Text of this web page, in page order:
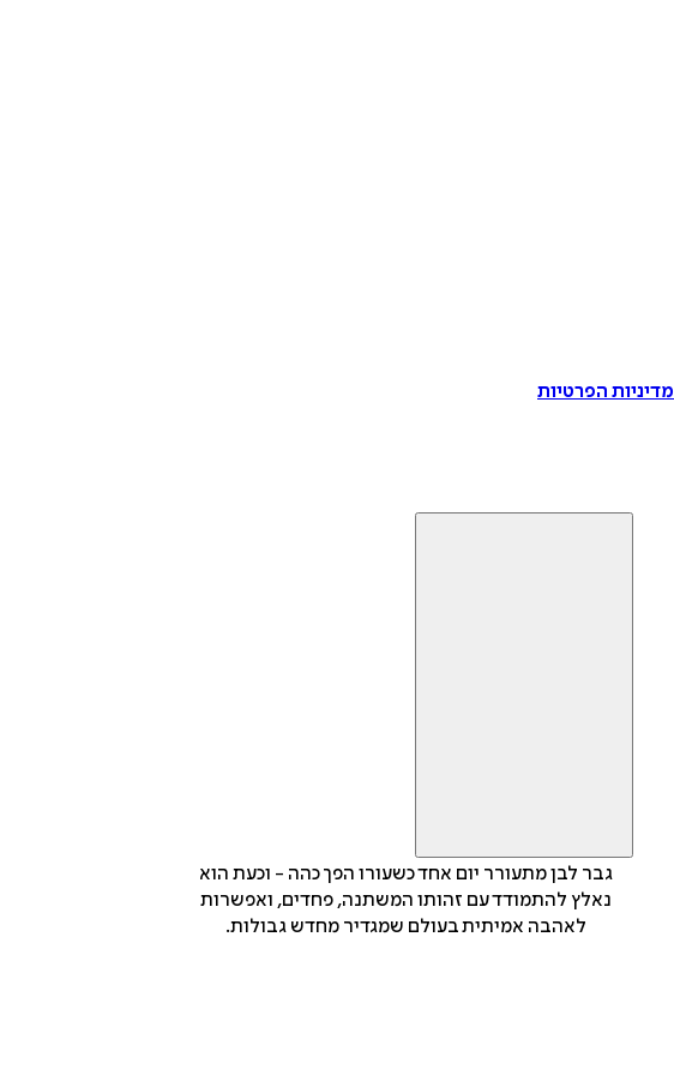
הפרטיות
גבר לבן מתעורר יום אחד כשעורו הפך כהה - וכעת הוא
נאלץ להתמודד עם זהותו המשתנה, פחדים, ואפשרות
לאהבה אמיתית בעולם שמגדיר מחדש גבולות.